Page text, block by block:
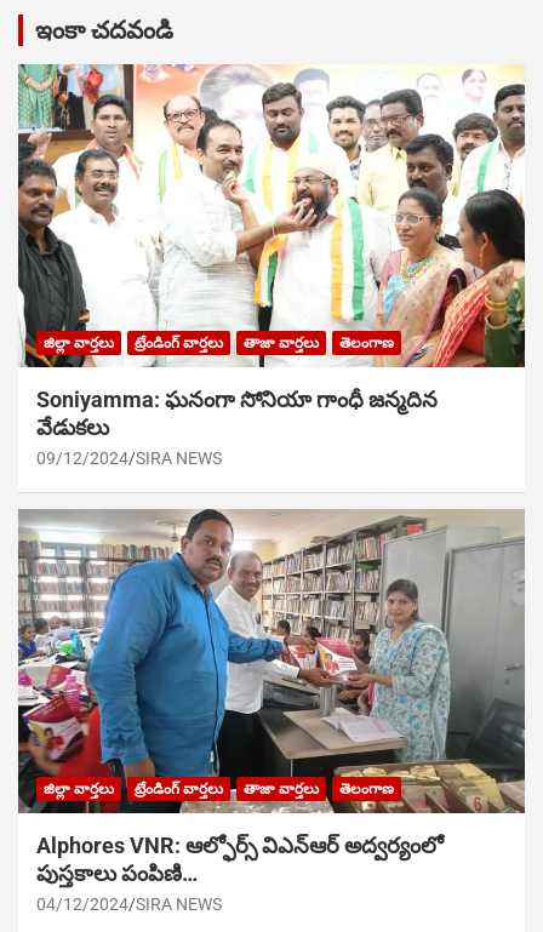
ఇంకా చదవండి
జిల్లా వార్తలు ట్రేండింగ్ వార్తలు తాజా వార్తలు తెలంగాణ
Soniyamma: ఘ‌నంగా సోనియా గాంధీ జ‌న్మ‌దిన
వేడుక‌లు
09/12/2024 SIRA NEWS
జిల్లా వార్తలు ట్రేండింగ్ వార్తలు తాజా వార్తలు తెలంగాణ
Alphores VNR: ఆల్ఫోర్స్ విఎన్ఆర్ అద్వర్యంలో
పుస్తకాలు పంపిణి…
04/12/2024 SIRA NEWS